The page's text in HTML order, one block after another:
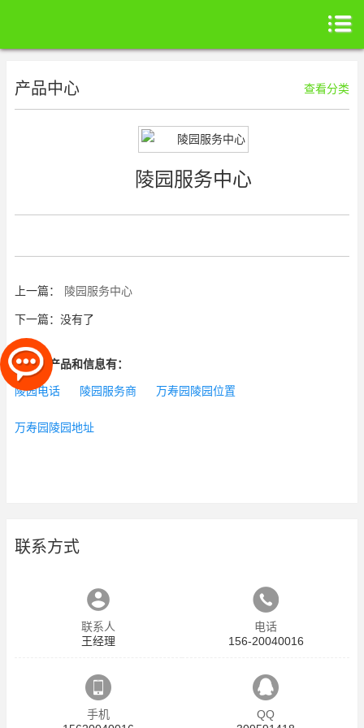
产品中心 查看分类
陵园服务中心
上一篇： 陵园服务中心
下一篇：没有了
相关的产品和信息有：
陵园电话 陵园服务商 万寿园陵园位置
万寿园陵园地址
联系方式
联系人
王经理
电话
156-20040016
手机
QQ